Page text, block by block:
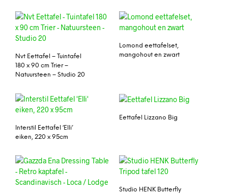
Nvt Eettafel – Tuintafel
180 x 90 cm Trier –
Natuursteen – Studio 20
Lomond eettafelset,
mangohout en zwart
Interstil Eettafel ‘Elli’
eiken, 220 x 95cm
Eettafel Lizzano Big
Studio HENK Butterfly